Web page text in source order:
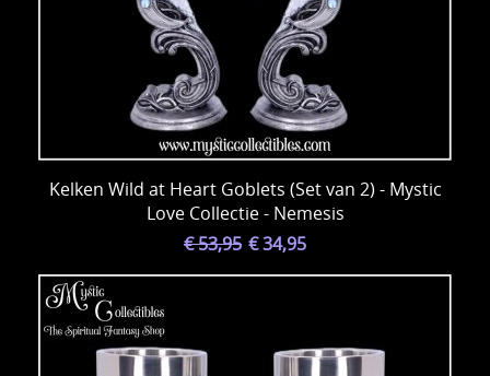
Kelken Wild at Heart Goblets (Set van 2) - Mystic
Love Collectie - Nemesis
€ 53,95 € 34,95